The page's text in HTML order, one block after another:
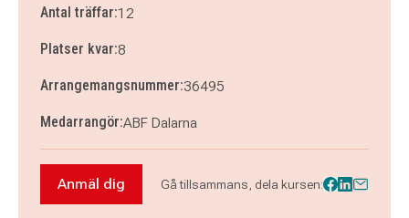
Antal träffar:12
Platser kvar:8
Arrangemangsnummer:36495
Medarrangör:ABF Dalarna
Anmäl dig till Prata svenska Vansbro
Anmäl dig Gå tillsammans, dela kursen: